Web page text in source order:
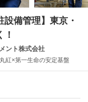
備管理】東京・
ント株式会社
紅×第一生命の安定基盤